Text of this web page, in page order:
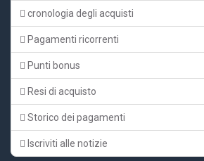
cronologia degli acquisti
Pagamenti ricorrenti
Punti bonus
Resi di acquisto
Storico dei pagamenti
Iscriviti alle notizie